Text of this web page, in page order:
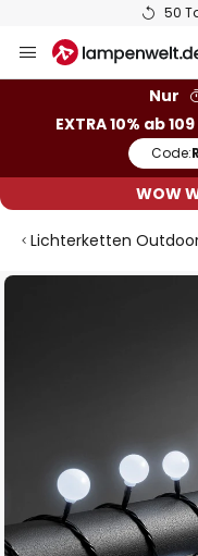
50
Inhalt
Nur
EXTRA 10% ab
Code:
WOW
Lichterketten
Zum